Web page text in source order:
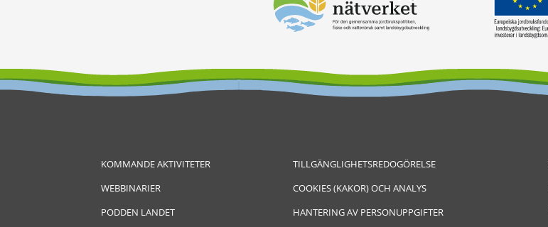
KOMMANDE AKTIVITETER
WEBBINARIER
PODDEN LANDET
TILLGÄNGLIGHETSREDOGÖRELSE
COOKIES (KAKOR) OCH ANALYS
HANTERING AV PERSONUPPGIFTER